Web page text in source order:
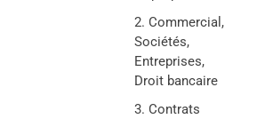
Commercial,
Sociétés,
Entreprises,
Droit bancaire
Contrats